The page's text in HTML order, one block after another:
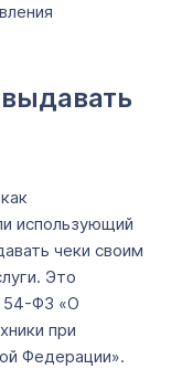
использующий
чеки своим
Это
54-ФЗ «О
при
Федерации».